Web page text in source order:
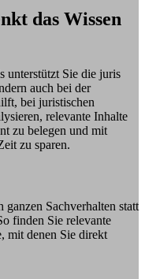
das Wissen
unterstützt Sie die juris
auch bei der
bei juristischen
relevante Inhalte
zu belegen und mit
zu sparen.
Sachverhalten statt
finden Sie relevante
mit denen Sie direkt